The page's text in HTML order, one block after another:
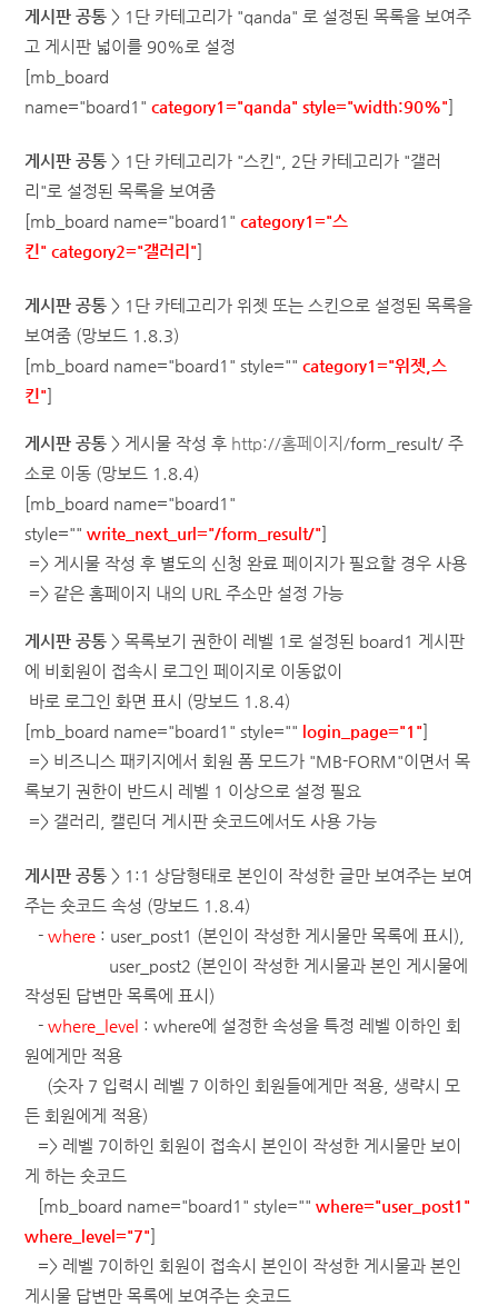
게시판 공통 > 1단 카테고리가 "qanda" 로 설정된 목록을 보여주
고 게시판 넓이를 90%로 설정
[mb_board
name="board1 " category1="qanda" style="width:90%"]
게시판 공통 > 1단 카테고리가 "스킨", 2단 카테고리가 "갤러
리"로 설정된 목록을 보여줌
[mb_board name="board1 " category1="스
킨" category2="갤러리"]
게시판 공통 > 1단 카테고리가 위젯 또는 스킨으로 설정된 목록을
보여줌 (망보드 1.8.3)
[mb_board name="board1 " style="" category1="위젯,스
킨"]
게시판 공통 > 게시물 작성 후 http://홈페이지/form_result/ 주
소로 이동 (망보드 1.8.4)
[mb_board name="board1 "
style="" write_next_url="/form_result/"]
=> 게시물 작성 후 별도의 신청 완료 페이지가 필요할 경우 사용
=> 같은 홈페이지 내의 URL 주소만 설정 가능
게시판 공통 > 목록보기 권한이 레벨 1로 설정된 board1 게시판
에 비회원이 접속시 로그인 페이지로 이동없이
바로 로그인 화면 표시 (망보드 1.8.4)
[mb_board name="board1 " style="" login_page="1"]
=> 비즈니스 패키지에서 회원 폼 모드가 "MB-FORM"이면서 목
록보기 권한이 반드시 레벨 1 이상으로 설정 필요
=> 갤러리, 캘린더 게시판 숏코드에서도 사용 가능
게시판 공통 > 1:1 상담형태로 본인이 작성한 글만 보여주는 보여
주는 숏코드 속성 (망보드 1.8.4)
- where : user_post1 (본인이 작성한 게시물만 목록에 표시),
user_post2 (본인이 작성한 게시물과 본인 게시물에
작성된 답변만 목록에 표시)
- where_level : where에 설정한 속성을 특정 레벨 이하인 회
원에게만 적용
(숫자 7 입력시 레벨 7 이하인 회원들에게만 적용, 생략시 모
든 회원에게 적용)
=> 레벨 7이하인 회원이 접속시 본인이 작성한 게시물만 보이
게 하는 숏코드
[mb_board name="board1" style="" where="user_post1"
where_level="7"]
=> 레벨 7이하인 회원이 접속시 본인이 작성한 게시물과 본인
게시물 답변만 목록에 보여주는 숏코드